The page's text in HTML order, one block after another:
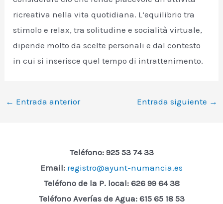
ricreativa nella vita quotidiana. L’equilibrio tra
stimolo e relax, tra solitudine e socialità virtuale,
dipende molto da scelte personali e dal contesto
in cui si inserisce quel tempo di intrattenimento.
← Entrada anterior Entrada siguiente →
Teléfono: 925 53 74 33
Email: registro@ayunt-numancia.es
Teléfono de la P. local: 626 99 64 38
Teléfono Averías de Agua: 615 65 18 53